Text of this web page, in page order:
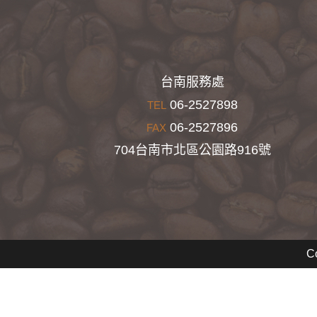
台南服務處
TEL 06-2527898
FAX 06-2527896
704台南市北區公園路916號